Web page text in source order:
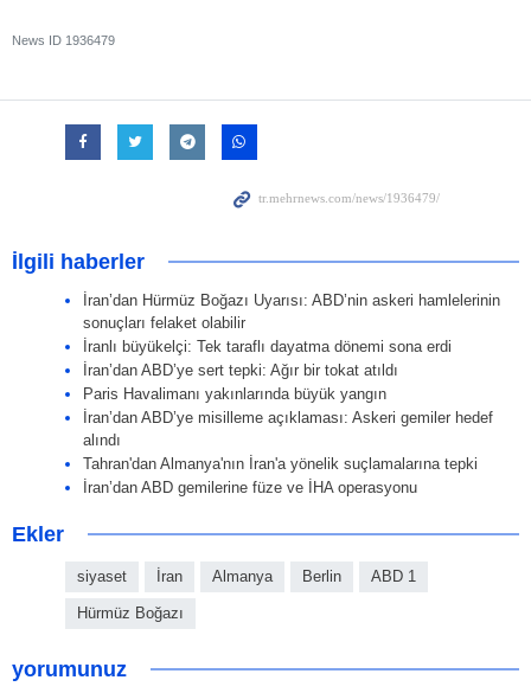
News ID 1936479
İlgili haberler
İran’dan Hürmüz Boğazı Uyarısı: ABD’nin askeri hamlelerinin
sonuçları felaket olabilir
İranlı büyükelçi: Tek taraflı dayatma dönemi sona erdi
İran’dan ABD’ye sert tepki: Ağır bir tokat atıldı
Paris Havalimanı yakınlarında büyük yangın
İran’dan ABD’ye misilleme açıklaması: Askeri gemiler hedef
alındı
Tahran'dan Almanya'nın İran'a yönelik suçlamalarına tepki
İran’dan ABD gemilerine füze ve İHA operasyonu
Ekler
siyaset İran Almanya Berlin ABD 1
Hürmüz Boğazı
yorumunuz